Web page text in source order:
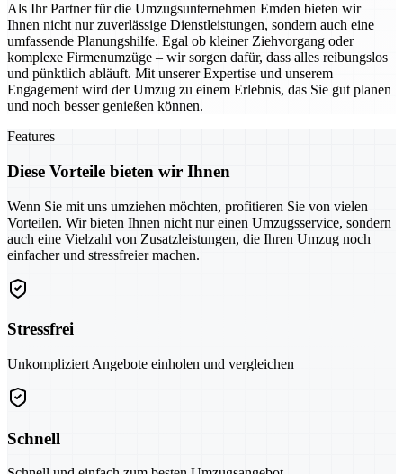
Als Ihr Partner für die Umzugsunternehmen Emden bieten wir
Ihnen nicht nur zuverlässige Dienstleistungen, sondern auch eine
umfassende Planungshilfe. Egal ob kleiner Ziehvorgang oder
komplexe Firmenumzüge – wir sorgen dafür, dass alles reibungslos
und pünktlich abläuft. Mit unserer Expertise und unserem
Engagement wird der Umzug zu einem Erlebnis, das Sie gut planen
und noch besser genießen können.
Features
Diese Vorteile bieten wir Ihnen
Wenn Sie mit uns umziehen möchten, profitieren Sie von vielen
Vorteilen. Wir bieten Ihnen nicht nur einen Umzugsservice, sondern
auch eine Vielzahl von Zusatzleistungen, die Ihren Umzug noch
einfacher und stressfreier machen.
Stressfrei
Unkompliziert Angebote einholen und vergleichen
Schnell